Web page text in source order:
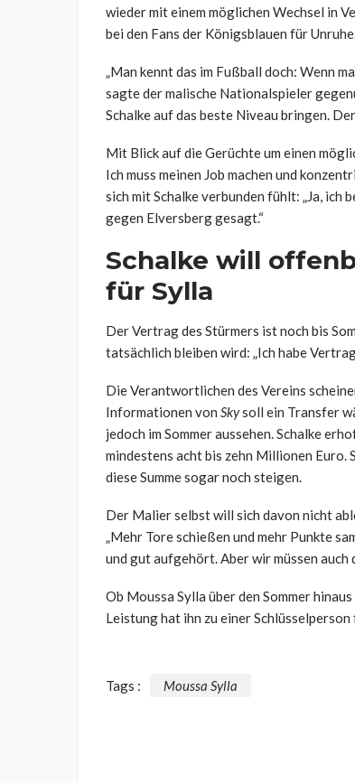
wieder mit einem möglichen Wechsel in
bei den Fans der Königsblauen für
„Man kennt das im Fußball doch: Wenn
sagte der malische Nationalspieler
Schalke auf das beste Niveau bringen.
Mit Blick auf die Gerüchte um einen
Ich muss meinen Job machen und
sich mit Schalke verbunden fühlt: „Ja, ich
gegen Elversberg gesagt.“
Schalke will
für Sylla
Der Vertrag des Stürmers ist noch bis
tatsächlich bleiben wird: „Ich habe
Die Verantwortlichen des Vereins
Informationen von Skysoll ein Transfer
jedoch im Sommer aussehen. Schalke
mindestens acht bis zehn Millionen Euro.
diese Summe sogar noch steigen.
Der Malier selbst will sich davon nicht
„Mehr Tore schießen und mehr Punkte
und gut aufgehört. Aber wir müssen auch
Ob Moussa Sylla über den Sommer
Leistung hat ihn zu einer
Tags : Moussa Sylla